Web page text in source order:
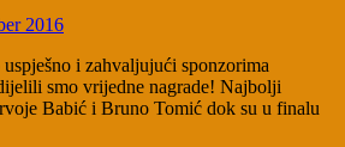
2016
i zahvaljujući sponzorima
smo vrijedne nagrade! Najbolji
Babić i Bruno Tomić dok su u finalu